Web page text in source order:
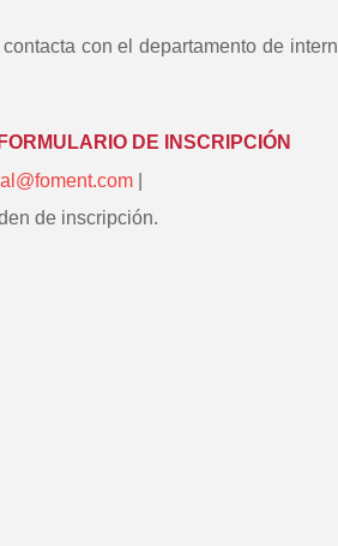
con el departamento de
FORMULARIO DE INSCRIPCIÓN
|
de inscripción.